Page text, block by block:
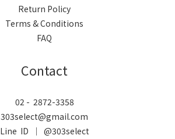
Return Policy
Terms & Conditions
FAQ
Contact
02 - 2872-3358
303select@gmail.com
Line ID ｜ @303select